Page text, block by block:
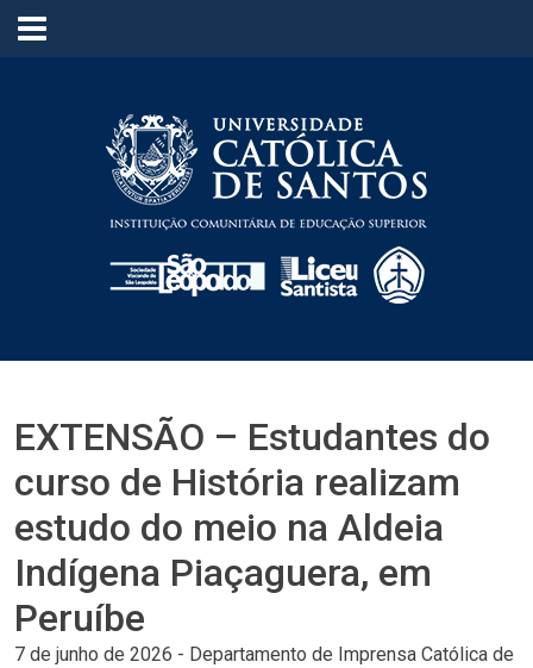
≡
EXTENSÃO – Estudantes do
curso de História realizam
estudo do meio na Aldeia
Indígena Piaçaguera, em
Peruíbe
7 de junho de 2026 - Departamento de Imprensa Católica de